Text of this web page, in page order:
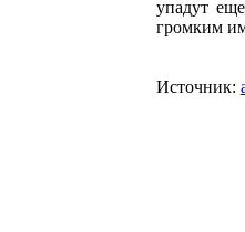
упадут
громким
Источник: